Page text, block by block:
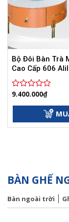
Bộ Đôi Bàn Trà
Cao Cấp 606
Được
5
9.400.000₫
BÀN GHẾ
Bàn ngoài trời